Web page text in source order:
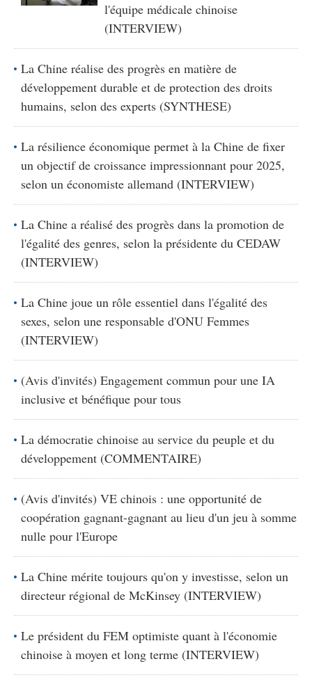
l'équipe médicale chinoise
(INTERVIEW)
La Chine réalise des progrès en matière de
développement durable et de protection des droits
humains, selon des experts (SYNTHESE)
La résilience économique permet à la Chine de fixer
un objectif de croissance impressionnant pour 2025,
selon un économiste allemand (INTERVIEW)
La Chine a réalisé des progrès dans la promotion de
l'égalité des genres, selon la présidente du CEDAW
(INTERVIEW)
La Chine joue un rôle essentiel dans l'égalité des
sexes, selon une responsable d'ONU Femmes
(INTERVIEW)
(Avis d'invités) Engagement commun pour une IA
inclusive et bénéfique pour tous
La démocratie chinoise au service du peuple et du
développement (COMMENTAIRE)
(Avis d'invités) VE chinois : une opportunité de
coopération gagnant-gagnant au lieu d'un jeu à somme
nulle pour l'Europe
La Chine mérite toujours qu'on y investisse, selon un
directeur régional de McKinsey (INTERVIEW)
Le président du FEM optimiste quant à l'économie
chinoise à moyen et long terme (INTERVIEW)